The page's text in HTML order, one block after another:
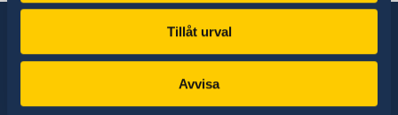
Tillåt urval
Avvisa
Sverige har diplomatiska förbindelser med i
stort sett alla stater i världen. I ungefär hälften